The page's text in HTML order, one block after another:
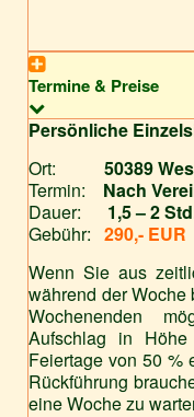
Termine & Preise
Persönliche
Ort:50389
Termin: Nach
Dauer: 1,5 – 2
Gebühr:290,- EUR
Wenn Sie aus
während der Woche
Wochenenden
Aufschlag in
Feiertage von 50 %
Rückführung
eine Woche zu